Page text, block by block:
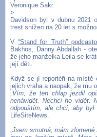
Veronique Sakr.
>
Davidson byl v dubnu 2021
trest snížen na 20 let s
V“Stand for Truth”
Bakhos, Danny Abdallah -
že jeho manželka Leila se
její děti.
Když se jí reportéři na místě
jejich vraha a naopak, že mu
„Vím, že ten chlap jezdil
nenávidět. Nechci ho vidět.
odpouštím, ale chci, aby byl
LifeSiteNews.
„Jsem smutná, mám